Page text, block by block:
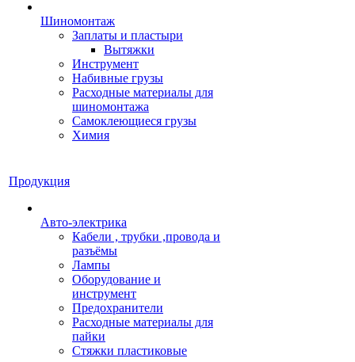
Шиномонтаж
Заплаты и пластыри
Вытяжки
Инструмент
Набивные грузы
Расходные материалы для
шиномонтажа
Самоклеющиеся грузы
Химия
Продукция
Авто-электрика
Кабели , трубки ,провода и
разъёмы
Лампы
Оборудование и
инструмент
Предохранители
Расходные материалы для
пайки
Стяжки пластиковые